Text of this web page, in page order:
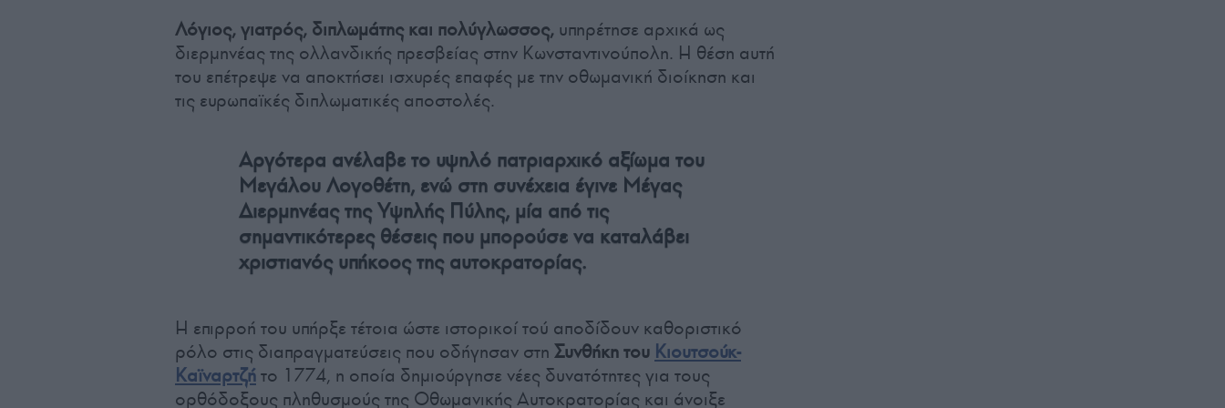
Λόγιος, γιατρός, διπλωμάτης και πολύγλωσσος, υπηρέτησε αρχικά ως
διερμηνέας της ολλανδικής πρεσβείας στην Κωνσταντινούπολη. Η θέση αυτή
του επέτρεψε να αποκτήσει ισχυρές επαφές με την οθωμανική διοίκηση και
τις ευρωπαϊκές διπλωματικές αποστολές.
Αργότερα ανέλαβε το υψηλό πατριαρχικό αξίωμα του
Μεγάλου Λογοθέτη, ενώ στη συνέχεια έγινε Μέγας
Διερμηνέας της Υψηλής Πύλης, μία από τις
σημαντικότερες θέσεις που μπορούσε να καταλάβει
χριστιανός υπήκοος της αυτοκρατορίας.
Η επιρροή του υπήρξε τέτοια ώστε ιστορικοί τού αποδίδουν καθοριστικό
ρόλο στις διαπραγματεύσεις που οδήγησαν στη Συνθήκη του Κιουτσούκ-
Καϊναρτζήτο 1774, η οποία δημιούργησε νέες δυνατότητες για τους
ορθόδοξους πληθυσμούς της Οθωμανικής Αυτοκρατορίας και άνοιξε